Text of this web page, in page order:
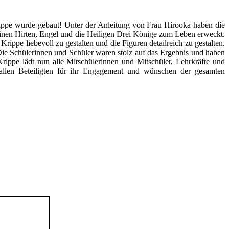
wurde gebaut! Unter der Anleitung von Frau Hirooka haben die
Hirten, Engel und die Heiligen Drei Könige zum Leben erweckt.
liebevoll zu gestalten und die Figuren detailreich zu gestalten.
Schülerinnen und Schüler waren stolz auf das Ergebnis und haben
lädt nun alle Mitschülerinnen und Mitschüler, Lehrkräfte und
Beteiligten für ihr Engagement und wünschen der gesamten